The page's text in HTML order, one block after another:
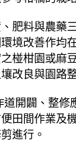
肥料與農藥
境改善作均
椪柑園或麻
改良與園路
開闢、整修
田間作業及
進行。